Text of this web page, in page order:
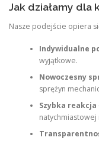
Jak działamy dla
Nasze podejście opiera
Indywidualne
wyjątkowe.
Nowoczesny
sprężyn
Szybka reakcja